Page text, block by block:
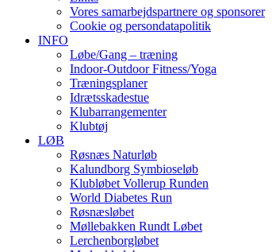
Vores samarbejdspartnere og sponsorer
Cookie og persondatapolitik
INFO
Løbe/Gang – træning
Indoor-Outdoor Fitness/Yoga
Træningsplaner
Idrætsskadestue
Klubarrangementer
Klubtøj
LØB
Røsnæs Naturløb
Kalundborg Symbioseløb
Klubløbet Vollerup Runden
World Diabetes Run
Røsnæsløbet
Møllebakken Rundt Løbet
Lerchenborgløbet